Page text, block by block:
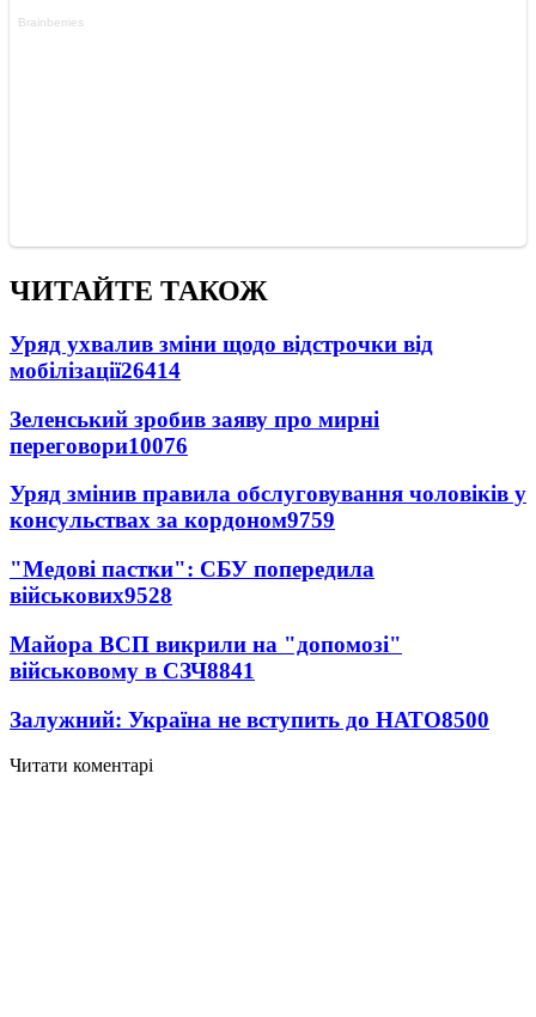
ЧИТАЙТЕ ТАКОЖ
Уряд ухвалив зміни щодо відстрочки від
мобілізації26414
Зеленський зробив заяву про мирні
переговори10076
Уряд змінив правила обслуговування чоловіків у
консульствах за кордоном9759
"Медові пастки": СБУ попередила
військових9528
Майора ВСП викрили на "допомозі"
військовому в СЗЧ8841
Залужний: Україна не вступить до НАТО8500
Читати коментарі